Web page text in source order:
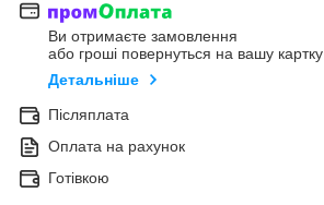
Ви отримаєте замовлення
або гроші повернуться на вашу картку
Детальніше
Післяплата
Оплата на рахунок
Готівкою